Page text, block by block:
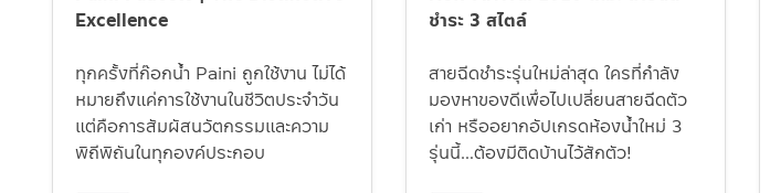
Excellence
ทุกครั้งที่ก๊อกน้ำ Paini ถูกใช้งาน ไม่ได้
หมายถึงแค่การใช้งานในชีวิตประจำวัน
แต่คือการสัมผัสนวัตกรรมและความ
พิถีพิถันในทุกองค์ประกอบ
ชำระ 3 สไตล์
สายฉีดชำระรุ่นใหม่ล่าสุด ใครที่กำลัง
มองหาของดีเพื่อไปเปลี่ยนสายฉีดตัว
เก่า หรืออยากอัปเกรดห้องน้ำใหม่ 3
รุ่นนี้…ต้องมีติดบ้านไว้สักตัว!